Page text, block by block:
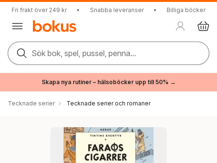
Fri frakt över 249 kr • Snabba leveranser • Billiga böcker
Sök bok, spel, pussel, penna...
Skapa nya rutiner – hälsoböcker upp till 50% →
Tecknade serier Tecknade serier och romaner